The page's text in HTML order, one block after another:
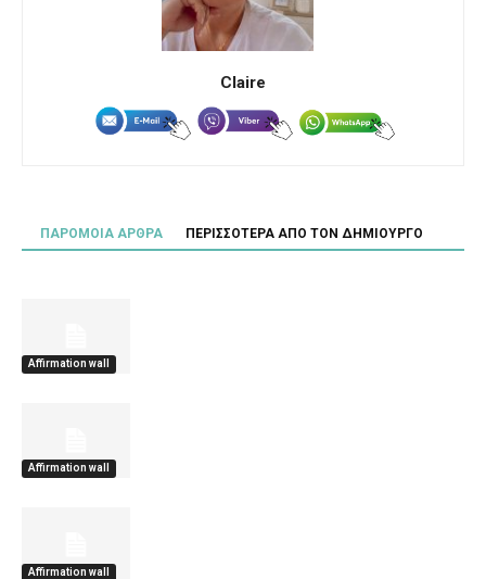
Claire
ΠΑΡΟΜΟΙΑ ΑΡΘΡΑ ΠΕΡΙΣΣΟΤΕΡΑ ΑΠΟ ΤΟΝ ΔΗΜΙΟΥΡΓΟ
Affirmation wall
Affirmation wall
Affirmation wall